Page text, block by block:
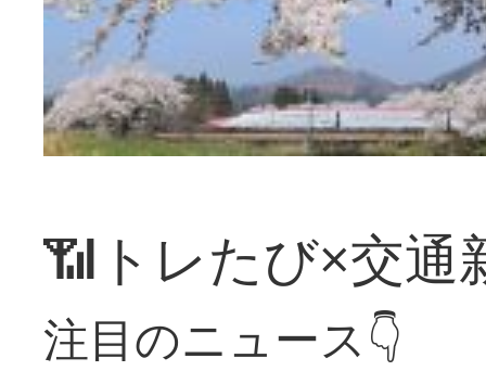
📶トレたび×交通
注目のニュース👇